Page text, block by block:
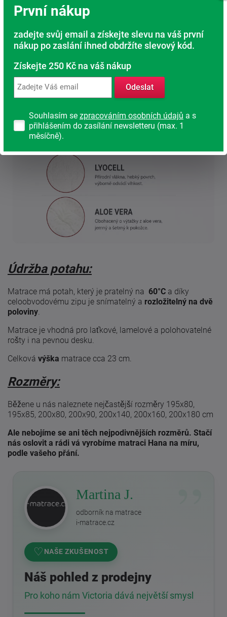
Nejhygieničtější provedení potahu díky obsahu stříbra.
regenerací našeho těla.
Údržba potahu:
Matrace má potah, který je pratelný na 60°C a díky
celoobvodovému zipu je snímatelný a rozložitelný na dvě
poloviny.
Matrace je vhodná pro laťkové, lamelové a polohovatelné
rošty i na pevnou desku.
Celková výška matrace cca 23 cm.
Rozměry:
Běžene u nás naleznete nejčastější rozměry 195x80,
195x85, 200x80, 200x90, 200x140, 200x160, 200x180 cm
Ale nebojíme se ani těch nejpodivnějších rozměrů. Stačí
nás oslovit a rádi vá vyrobíme matraci Hana na míru,
podle vašeho přání.
Martina J.
odborník na matrace
i-matrace.cz
♡ NAŠE ZKUŠENOST
Náš pohled z prodejny
Pro koho nám Victoria dává největší smysl
První nákup
zadejte svůj email a získejte slevu na váš první
nákup po zaslání ihned obdržíte slevový kód.
Získejte 250 Kč na váš nákup
Odeslat
Souhlasím se zpracováním osobních údajů a s
přihlášením do zasílání newsletteru (max. 1
měsíčně).